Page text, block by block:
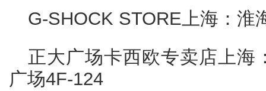
G-SHOCK STORE上海：淮
正大广场卡西欧专卖店上海
广场4F-124